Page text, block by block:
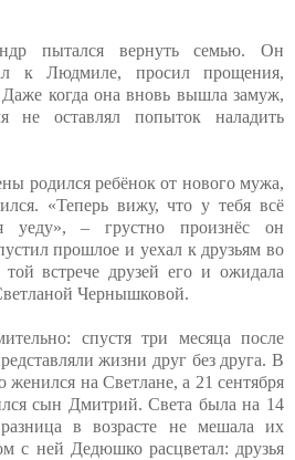
пытался вернуть семью. Он
к Людмиле, просил прощения,
Даже когда она вновь вышла замуж,
не оставлял попыток наладить
родился ребёнок от нового мужа,
«Теперь вижу, что у тебя всё
уеду», – грустно произнёс он
прошлое и уехал к друзьям во
встрече друзей его и ожидала
Чернышковой.
спустя три месяца после
жизни друг без друга. В
на Светлане, а 21 сентября
сын Дмитрий. Света была на 14
в возрасте не мешала их
с ней Дедюшко расцветал: друзья